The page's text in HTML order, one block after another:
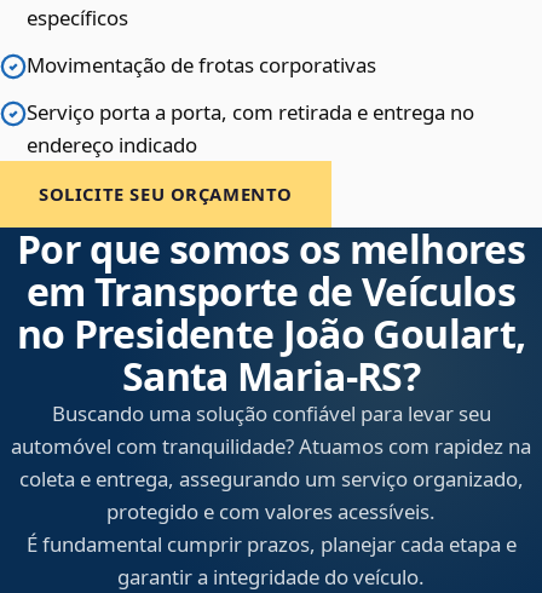
específicos
Movimentação de frotas corporativas
Serviço porta a porta, com retirada e entrega no
endereço indicado
SOLICITE SEU ORÇAMENTO
Por que somos os melhores
em Transporte de Veículos
no Presidente João Goulart,
Santa Maria‑RS?
Buscando uma solução confiável para levar seu
automóvel com tranquilidade? Atuamos com rapidez na
coleta e entrega, assegurando um serviço organizado,
protegido e com valores acessíveis.
É fundamental cumprir prazos, planejar cada etapa e
garantir a integridade do veículo.